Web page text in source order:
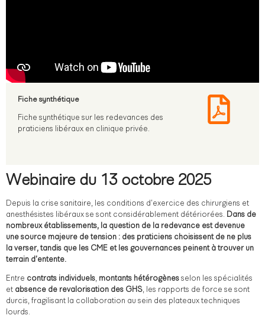
Webinaire du 13 octobre 2025
Depuis la crise sanitaire, les conditions d’exercice des chirurgiens et
anesthésistes libéraux se sont considérablement détériorées. Dans de
nombreux établissements, la question de la redevance est devenue
une source majeure de tension : des praticiens choisissent de ne plus
la verser, tandis que les CME et les gouvernances peinent à trouver un
terrain d’entente.
Entre contrats individuels montants hétérogènes selon les spécialités
et absence de revalorisation des GHS , les rapports de force se sont
durcis, fragilisant la collaboration au sein des plateaux techniques
lourds.
Fiche synthétique
Fiche synthétique sur les redevances des
praticiens libéraux en clinique privée.